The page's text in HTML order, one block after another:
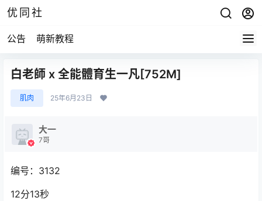
优同社
公告 萌新教程
白老師 x 全能體育生一凡[752M]
肌肉 25年6月23日
大一
7哥
编号：3132
12分13秒